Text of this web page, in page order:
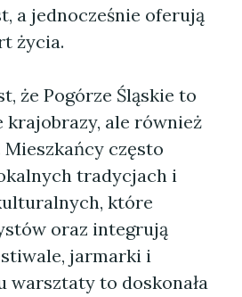
a jednocześnie oferują
życia.
że Pogórze Śląskie to
ale również
często
tradycjach i
które
oraz integrują
jarmarki i
warsztaty to doskonała